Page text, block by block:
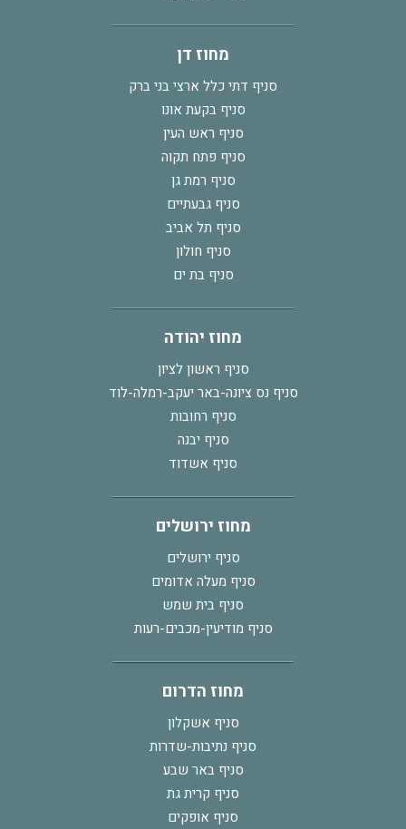
מחוז דן
סניף דתי כלל ארצי בני ברק
סניף בקעת אונו
סניף ראש העין
סניף פתח תקוה
סניף רמת גן
סניף גבעתיים
סניף תל אביב
סניף חולון
סניף בת ים
מחוז יהודה
סניף ראשון לציון
סניף נס ציונה-באר יעקב-רמלה-לוד
סניף רחובות
סניף יבנה
סניף אשדוד
מחוז ירושלים
סניף ירושלים
סניף מעלה אדומים
סניף בית שמש
סניף מודיעין-מכבים-רעות
מחוז הדרום
סניף אשקלון
סניף נתיבות-שדרות
סניף באר שבע
סניף קרית גת
סניף אופקים